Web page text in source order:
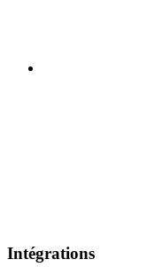
Intégrations